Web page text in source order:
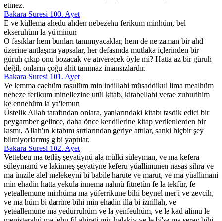
etmez.
Bakara Suresi 100. Ayet
E ve küllema ahedu ahden nebezehu ferikum minhüm, bel
ekseruhüm la yü'minun
O fasıklar hem bunları tanımıyacaklar, hem de ne zaman bir ahd
üzerine antlaşma yapsalar, her defasında mutlaka içlerinden bir
güruh çıkıp onu bozacak ve atıverecek öyle mi? Hatta az bir güruh
değil, onların çoğu ahit tanımaz imansızlardır.
Bakara Suresi 101. Ayet
Ve lemma caehüm rasulüm min indillahi müsaddikul lima mealhüm
nebeze ferikum minellezine utül kitab, kitabellahi verae zuhurihim
ke ennehüm la ya'lemun
Üstelik Allah tarafından onlara, yanlarındaki kitabı tasdik edici bir
peygamber gelince, daha önce kendilerine kitap verilenlerden bir
kısmı, Allah'ın kitabını sırtlarından geriye attılar, sanki hiçbir şey
bilmiyorlarmış gibi yaptılar.
Bakara Suresi 102. Ayet
Vettebeu ma tetlüş şeyatiynü ala mülki süleyman, ve ma kefera
süleymanü ve lakinneş şeyatiyne keferu yüallimunen nasas sihra ve
ma ünzile alel melekeyni bi babile harute ve marut, ve ma yüallimani
min ehadin hatta yekula innema nahnü fitnetün fe la tekfür, fe
yeteallemune minhüma ma yüferrikune bihi beynel mer'i ve zevcih,
ve ma hüm bi darrine bihi min ehadin illa bi iznillah, ve
yeteallemune ma yedurruhüm ve la yenfeuhüm, ve le kad alimu le